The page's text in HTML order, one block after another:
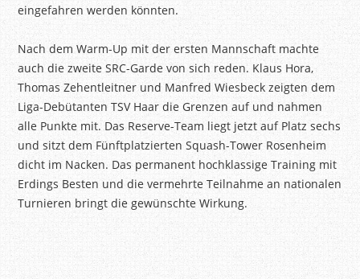
eingefahren werden könnten.
Nach dem Warm-Up mit der ersten Mannschaft machte
auch die zweite SRC-Garde von sich reden. Klaus Hora,
ThomasZehentleitner und Manfred Wiesbeck zeigten dem
Liga-Debütanten TSV Haar die Grenzen auf und nahmen
alle Punkte mit. Das Reserve-Team liegt jetzt auf Platz sechs
und sitzt dem Fünftplatzierten Squash-Tower Rosenheim
dicht im Nacken. Das permanent hochklassige Training mit
Erdings Besten und die vermehrte Teilnahme an nationalen
Turnieren bringt die gewünschte Wirkung.